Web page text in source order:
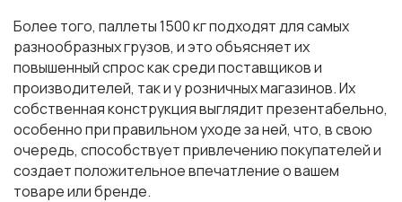
Более того, паллеты 1500 кг подходят для самых
разнообразных грузов, и это объясняет их
повышенный спрос как среди поставщиков и
производителей, так и у розничных магазинов. Их
собственная конструкция выглядит презентабельно,
особенно при правильном уходе за ней, что, в свою
очередь, способствует привлечению покупателей и
создает положительное впечатление о вашем
товаре или бренде.